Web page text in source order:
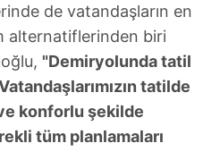
de vatandaşların en
alternatiflerinden biri
"Demiryolunda tatil
tatilde
konforlu şekilde
tüm planlamaları